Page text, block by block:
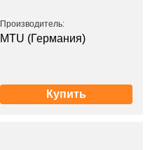
Производитель:
MTU (Германия)
Купить